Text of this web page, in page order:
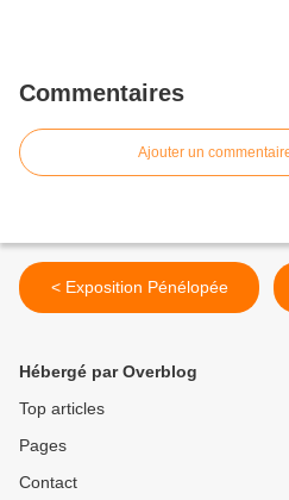
Commentaires
Ajouter un
< Exposition Pénélopée
Hébergé par Overblog
Top articles
Pages
Contact